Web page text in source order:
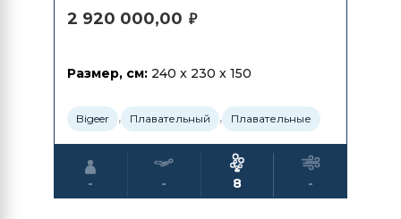
2 920 000,00 ₽
Размер, см: 240 x 230 x 150
Bigeer , Плавательный , Плавательные
- - 8 -